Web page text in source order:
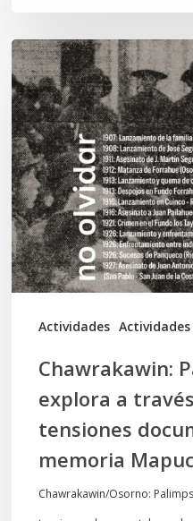
Actividades
Chawrakawin:
Palimpsesto
explora
a
través
del
arte
las
tensiones
documentales
memoria
Mapuche
Chawrakawin:
explora a
tensiones
memoria
Chawrakawin/Osorno: